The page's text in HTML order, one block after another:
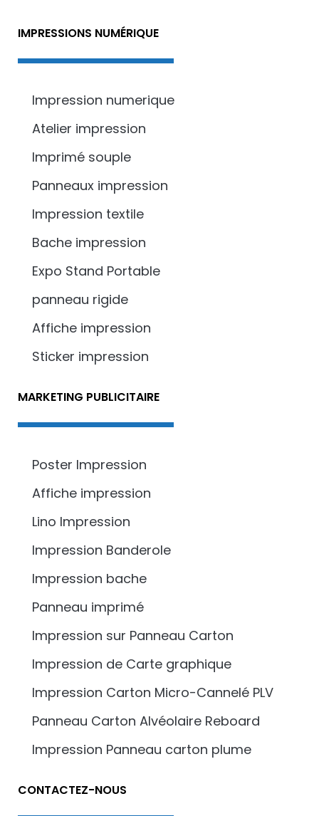
IMPRESSIONS NUMÉRIQUE
Impression numerique
Atelier impression
Imprimé souple
Panneaux impression
Impression textile
Bache impression
Expo Stand Portable
panneau rigide
Affiche impression
Sticker impression
MARKETING PUBLICITAIRE
Poster Impression
Affiche impression
Lino Impression
Impression Banderole
Impression bache
Panneau imprimé
Impression sur Panneau Carton
Impression de Carte graphique
Impression Carton Micro-Cannelé PLV
Panneau Carton Alvéolaire Reboard
Impression Panneau carton plume
CONTACTEZ-NOUS